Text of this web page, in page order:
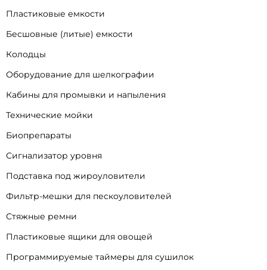
Пластиковые емкости
Бесшовные (литые) емкости
Колодцы
Оборудование для шелкографии
Кабины для промывки и напыления
Технические мойки
Биопрепараты
Сигнализатор уровня
Подставка под жироуловители
Фильтр-мешки для пескоуловителей
Стяжные ремни
Пластиковые ящики для овощей
Программируемые таймеры для сушилок